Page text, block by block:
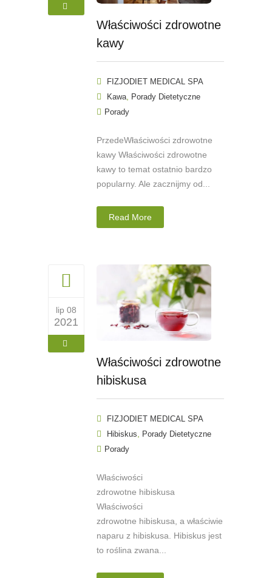
Właściwości zdrowotne
kawy
FIZJODIET MEDICAL SPA
Kawa
Porady Dietetyczne
Porady
PrzedeWłaściwości zdrowotne
kawy Właściwości zdrowotne
kawy to temat ostatnio bardzo
popularny. Ale zacznijmy od...
Read More
lip 08
2021
Właściwości zdrowotne
hibiskusa
FIZJODIET MEDICAL SPA
Hibiskus
Porady Dietetyczne
Porady
Właściwości
zdrowotne hibiskusa
Właściwości
zdrowotne hibiskusa, a właściwie
naparu z hibiskusa. Hibiskus jest
to roślina zwana...